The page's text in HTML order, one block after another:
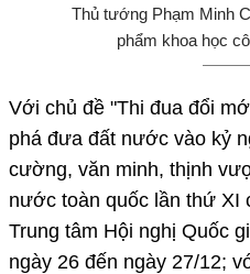
Thủ tướng Phạm Minh
phẩm khoa học
Với chủ đề "Thi đua đổi
phá đưa đất nước vào kỷ
cường, văn minh, thịnh
nước toàn quốc lần thứ XI
Trung tâm Hội nghị Quốc
ngày 26 đến ngày 27/12;